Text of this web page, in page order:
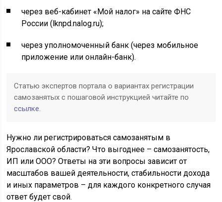
через веб-кабинет «Мой налог» на сайте ФНС
России (lknpd.nalog.ru);
через уполномоченный банк (через мобильное
приложение или онлайн-банк).
Статью экспертов портала о вариантах регистрации
самозанятых с пошаговой инструкцией читайте по
ссылке.
Нужно ли регистрироваться самозанятым в
Ярославской области? Что выгоднее – самозанятость,
ИП или ООО? Ответы на эти вопросы зависит от
масштабов вашей деятельности, стабильности дохода
и иных параметров – для каждого конкретного случая
ответ будет свой.